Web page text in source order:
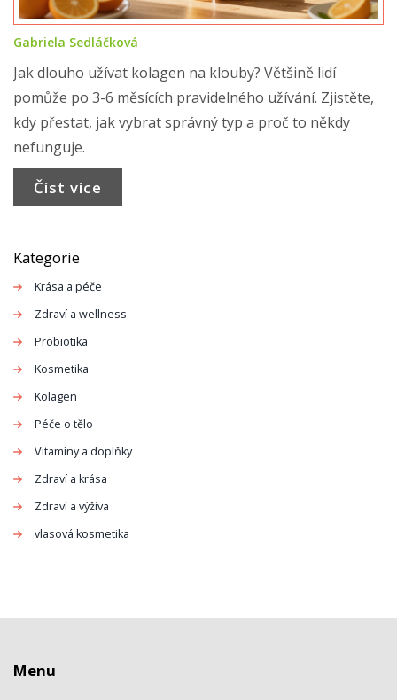
Gabriela Sedláčková
Jak dlouho užívat kolagen na klouby? Většině lidí
pomůže po 3-6 měsících pravidelného užívání. Zjistěte,
kdy přestat, jak vybrat správný typ a proč to někdy
nefunguje.
Číst více
Kategorie
Krása a péče
Zdraví a wellness
Probiotika
Kosmetika
Kolagen
Péče o tělo
Vitamíny a doplňky
Zdraví a krása
Zdraví a výživa
vlasová kosmetika
Menu